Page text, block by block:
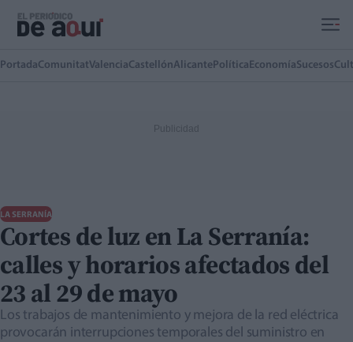
PortadaComunitatValenciaCastellónAlicante Política EconomíaSucesos
LA SERRANÍA
Cortes de luz en La Serranía:
calles y horarios afectados del
23 al 29 de mayo
Los trabajos de mantenimiento y mejora de la red eléctrica
provocarán interrupciones temporales del suministro en